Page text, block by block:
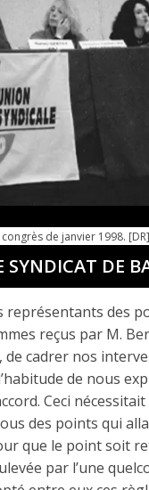
de janvier 1998. [DR]
SYNDICAT DE
des
reçus par M.
cadrer nos
de nous
Ceci
des points qui
que le point soit
par l’une